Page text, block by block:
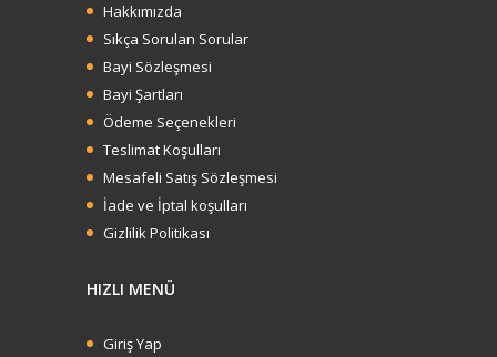
Hakkımızda
Sıkça Sorulan Sorular
Bayi Sözleşmesi
Bayi Şartları
Ödeme Seçenekleri
Teslimat Koşulları
Mesafeli Satış Sözleşmesi
İade ve İptal koşulları
Gizlilik Politikası
HIZLI MENÜ
Giriş Yap